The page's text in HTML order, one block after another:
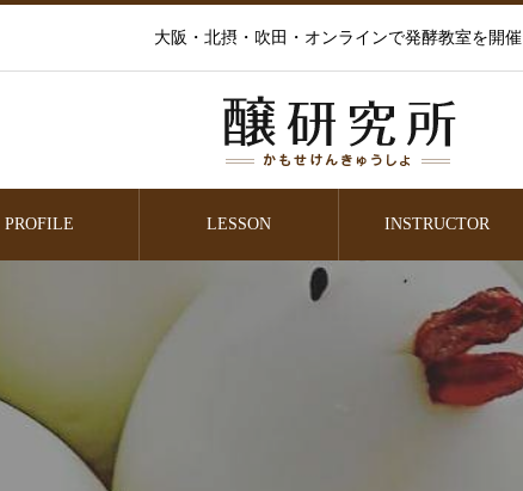
大阪・北摂・吹田・オンラインで発酵教室を開催
PROFILE LESSON INSTRUCTOR